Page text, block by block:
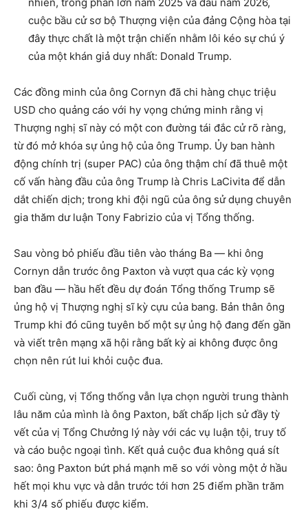
cuộc bầu cử sơ bộ Thượng viện của đảng Cộng hòa tại
đây thực chất là một trận chiến nhằm lôi kéo sự chú ý
của một khán giả duy nhất: Donald Trump.
Các đồng minh của ông Cornyn đã chi hàng chục triệu
USD cho quảng cáo với hy vọng chứng minh rằng vị
Thượng nghị sĩ này có một con đường tái đắc cử rõ ràng,
từ đó mở khóa sự ủng hộ của ông Trump. Ủy ban hành
động chính trị (super PAC) của ông thậm chí đã thuê một
cố vấn hàng đầu của ông Trump là Chris LaCivita để dẫn
dắt chiến dịch; trong khi đội ngũ của ông sử dụng chuyên
gia thăm dư luận Tony Fabrizio của vị Tổng thống.
Sau vòng bỏ phiếu đầu tiên vào tháng Ba — khi ông
Cornyn dẫn trước ông Paxton và vượt qua các kỳ vọng
ban đầu — hầu hết đều dự đoán Tổng thống Trump sẽ
ủng hộ vị Thượng nghị sĩ kỳ cựu của bang. Bản thân ông
Trump khi đó cũng tuyên bố một sự ủng hộ đang đến gần
và viết trên mạng xã hội rằng bất kỳ ai không được ông
chọn nên rút lui khỏi cuộc đua.
Cuối cùng, vị Tổng thống vẫn lựa chọn người trung thành
lâu năm của mình là ông Paxton, bất chấp lịch sử đầy tỳ
vết của vị Tổng Chưởng lý này với các vụ luận tội, truy tố
và cáo buộc ngoại tình. Kết quả cuộc đua không quá sít
sao: ông Paxton bứt phá mạnh mẽ so với vòng một ở hầu
hết mọi khu vực và dẫn trước tới hơn 25 điểm phần trăm
khi 3/4 số phiếu được kiểm.